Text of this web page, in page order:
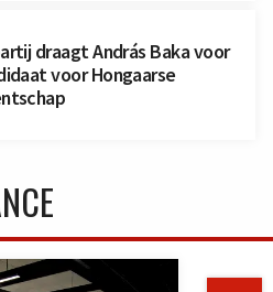
draagt András Baka voor
voor Hongaarse